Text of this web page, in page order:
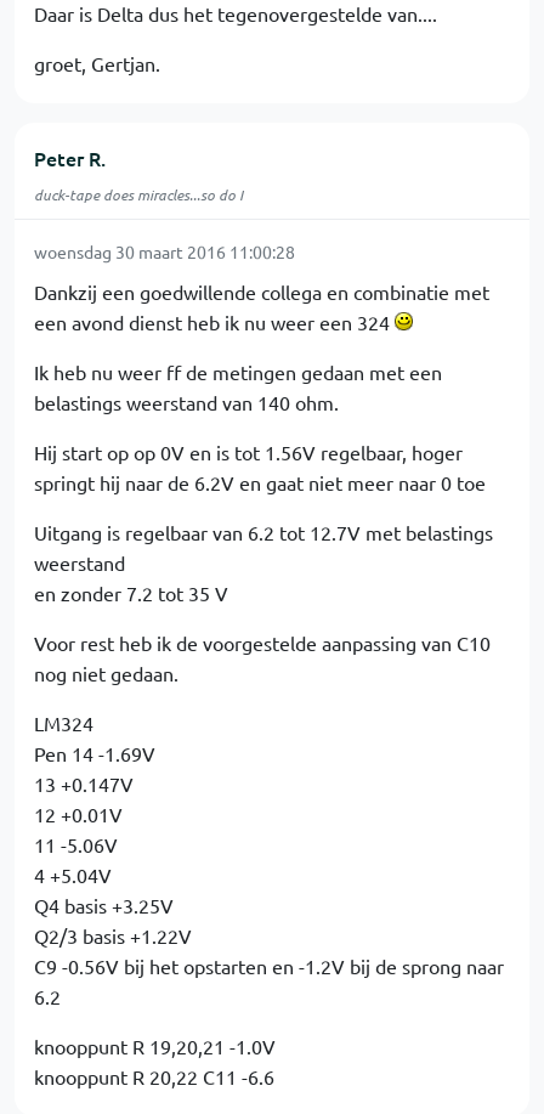
Daar is Delta dus het tegenovergestelde van....
groet, Gertjan.
Peter R.
duck-tape does miracles...so do I
woensdag 30 maart 2016 11:00:28
Dankzij een goedwillende collega en combinatie met
een avond dienst heb ik nu weer een 324
Ik heb nu weer ff de metingen gedaan met een
belastings weerstand van 140 ohm.
Hij start op op 0V en is tot 1.56V regelbaar, hoger
springt hij naar de 6.2V en gaat niet meer naar 0 toe
Uitgang is regelbaar van 6.2 tot 12.7V met belastings
weerstand
en zonder 7.2 tot 35 V
Voor rest heb ik de voorgestelde aanpassing van C10
nog niet gedaan.
LM324
Pen 14 -1.69V
13 +0.147V
12 +0.01V
11 -5.06V
4 +5.04V
Q4 basis +3.25V
Q2/3 basis +1.22V
C9 -0.56V bij het opstarten en -1.2V bij de sprong naar
6.2
knooppunt R 19,20,21 -1.0V
knooppunt R 20,22 C11 -6.6